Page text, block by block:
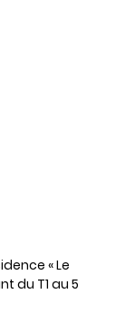
« Le
du T1 au 5